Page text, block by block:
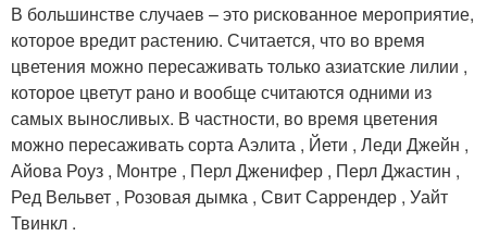
В большинстве случаев – это рискованное мероприятие,
которое вредит растению. Считается, что во время
цветения можно пересаживать только азиатские лилии ,
которое цветут рано и вообще считаются одними из
самых выносливых. В частности, во время цветения
можно пересаживать сорта Аэлита , Йети , Леди Джейн ,
Айова Роуз , Монтре , Перл Дженифер , Перл Джастин ,
Ред Вельвет , Розовая дымка , Свит Саррендер , Уайт
Твинкл .